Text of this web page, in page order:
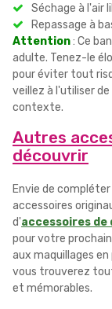
Séchage à l'air
Repassage à
Attention: Ce
adulte. Tenez-le
pour éviter tout
veillez à l'utiliser
contexte.
Autres
découvrir
Envie de
accessoires
d'accessoires de
pour votre
aux maquillages
vous trouverez
et mémorables.